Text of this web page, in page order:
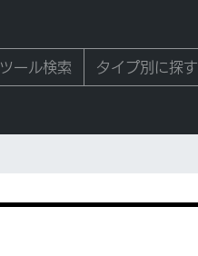
ツール検索 タイプ別に探す